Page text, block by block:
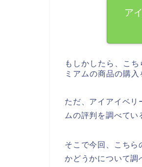
ア
もしかしたら、こ
ミアムの商品の購
ただ、アイアイベリ
ムの評判を調べてい
そこで今回、こちら
かどうかについて調